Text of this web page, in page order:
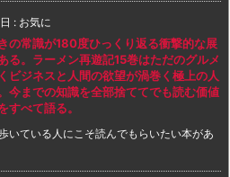
: お気に
の常識が180度ひっくり返る衝撃的な展
る。ラーメン再遊記15巻はただのグルメ
ビジネスと人間の欲望が渦巻く極上の人
今までの知識を全部捨ててでも読む価値
すべて語る。
いている人にこそ読んでもらいたい本があ